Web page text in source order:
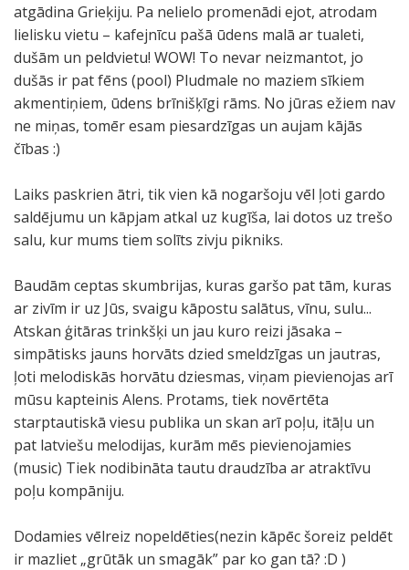
atgādina Grieķiju. Pa nelielo promenādi ejot, atrodam
lielisku vietu – kafejnīcu pašā ūdens malā ar tualeti,
dušām un peldvietu! WOW! To nevar neizmantot, jo
dušās ir pat fēns (pool) Pludmale no maziem sīkiem
akmentiņiem, ūdens brīnišķīgi rāms. No jūras ežiem nav
ne miņas, tomēr esam piesardzīgas un aujam kājās
čības :)
Laiks paskrien ātri, tik vien kā nogaršoju vēl ļoti gardo
saldējumu un kāpjam atkal uz kugīša, lai dotos uz trešo
salu, kur mums tiem solīts zivju pikniks.
Baudām ceptas skumbrijas, kuras garšo pat tām, kuras
ar zivīm ir uz Jūs, svaigu kāpostu salātus, vīnu, sulu...
Atskan ģitāras trinkšķi un jau kuro reizi jāsaka –
simpātisks jauns horvāts dzied smeldzīgas un jautras,
ļoti melodiskās horvātu dziesmas, viņam pievienojas arī
mūsu kapteinis Alens. Protams, tiek novērtēta
starptautiskā viesu publika un skan arī poļu, itāļu un
pat latviešu melodijas, kurām mēs pievienojamies
(music) Tiek nodibināta tautu draudzība ar atraktīvu
poļu kompāniju.
Dodamies vēlreiz nopeldēties(nezin kāpēc šoreiz peldēt
ir mazliet „grūtāk un smagāk” par ko gan tā? :D )